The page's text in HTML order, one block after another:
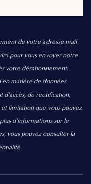
de votre adresse mail
pour vous envoyer notre
votre désabonnement.
matière de données
d'accès, de rectification,
limitation que vous pouvez
d’informations sur le
vous pouvez consulter la